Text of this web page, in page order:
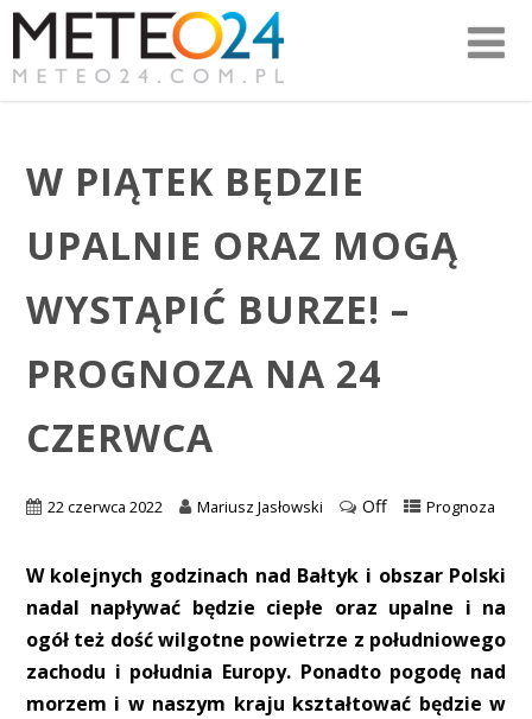
W PIĄTEK BĘDZIE
UPALNIE ORAZ MOGĄ
WYSTĄPIĆ BURZE! –
PROGNOZA NA 24
CZERWCA
22 czerwca 2022 Mariusz Jasłowski Off Prognoza
W kolejnych godzinach nad Bałtyk i obszar Polski
nadal napływać będzie ciepłe oraz upalne i na
ogół też dość wilgotne powietrze z południowego
zachodu i południa Europy. Ponadto pogodę nad
morzem i w naszym kraju kształtować będzie w